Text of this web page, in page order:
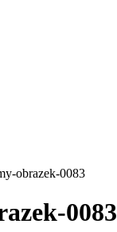
obrazek-0083
0083